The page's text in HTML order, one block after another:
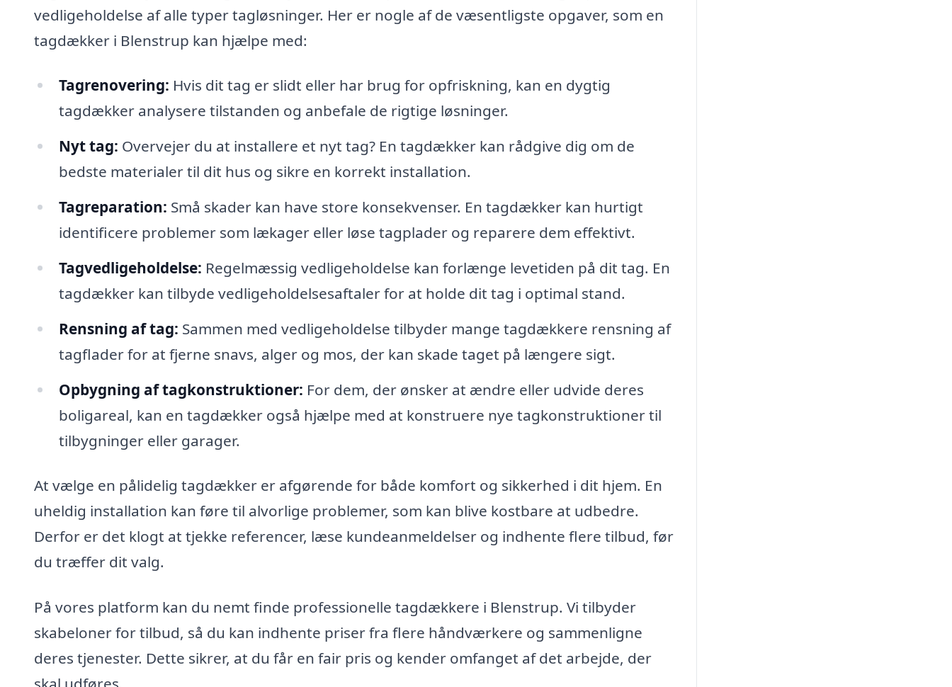
vedligeholdelse af alle typer tagløsninger. Her er nogle af de væsentligste opgaver, som en
tagdækker i Blenstrup kan hjælpe med:
Tagrenovering: Hvis dit tag er slidt eller har brug for opfriskning, kan en dygtig
tagdækker analysere tilstanden og anbefale de rigtige løsninger.
Nyt tag: Overvejer du at installere et nyt tag? En tagdækker kan rådgive dig om de
bedste materialer til dit hus og sikre en korrekt installation.
Tagreparation: Små skader kan have store konsekvenser. En tagdækker kan hurtigt
identificere problemer som lækager eller løse tagplader og reparere dem effektivt.
Tagvedligeholdelse: Regelmæssig vedligeholdelse kan forlænge levetiden på dit tag. En
tagdækker kan tilbyde vedligeholdelsesaftaler for at holde dit tag i optimal stand.
Rensning af tag: Sammen med vedligeholdelse tilbyder mange tagdækkere rensning af
tagflader for at fjerne snavs, alger og mos, der kan skade taget på længere sigt.
Opbygning af tagkonstruktioner: For dem, der ønsker at ændre eller udvide deres
boligareal, kan en tagdækker også hjælpe med at konstruere nye tagkonstruktioner til
tilbygninger eller garager.
At vælge en pålidelig tagdækker er afgørende for både komfort og sikkerhed i dit hjem. En
uheldig installation kan føre til alvorlige problemer, som kan blive kostbare at udbedre.
Derfor er det klogt at tjekke referencer, læse kundeanmeldelser og indhente flere tilbud, før
du træffer dit valg.
På vores platform kan du nemt finde professionelle tagdækkere i Blenstrup. Vi tilbyder
skabeloner for tilbud, så du kan indhente priser fra flere håndværkere og sammenligne
deres tjenester. Dette sikrer, at du får en fair pris og kender omfanget af det arbejde, der